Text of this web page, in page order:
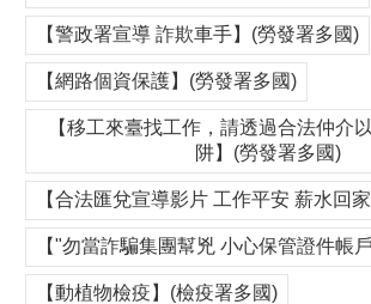
【警政署宣導 詐欺車手】(勞發署多國)
【網路個資保護】(勞發署多國)
【移工來臺找工作，請透過合法仲介
阱】(勞發署多國)
【合法匯兌宣導影片 工作平安 薪水回
【"勿當詐騙集團幫兇 小心保管證件帳
【動植物檢疫】(檢疫署多國)